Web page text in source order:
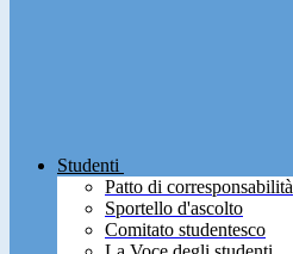
Studenti
Patto di corresponsabilità
Sportello d'ascolto
Comitato studentesco